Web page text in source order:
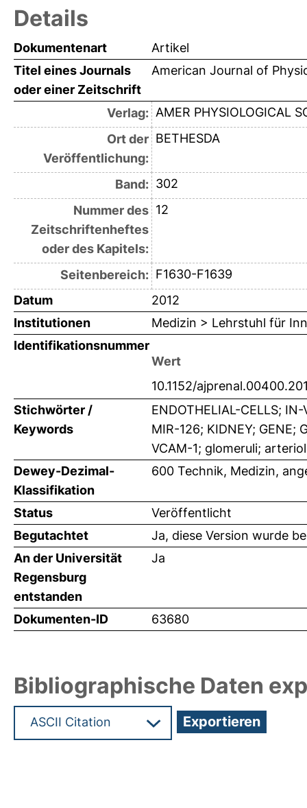
Details
Dokumentenart
Artikel
Titel eines Journals
oder einer Zeitschrift
American Journal of
Verlag: AMER PHYSIOLOGICAL
Ort der
Veröffentlichung:
BETHESDA
Band: 302
Nummer des
Zeitschriftenheftes
oder des Kapitels:
12
Seitenbereich: F1630-F1639
Datum
2012
Institutionen
Medizin > Lehrstuhl für
Identifikationsnummer
Wert
10.1152/
Stichwörter /
Keywords
ENDOTHELIAL-CELLS;
MIR-126; KIDNEY; GENE;
VCAM-1; glomeruli;
Dewey-Dezimal-
Klassifikation
600 Technik, Medizin,
Status
Veröffentlicht
Begutachtet
Ja, diese Version wurde
An der Universität
Regensburg
entstanden
Ja
Dokumenten-ID 63680
Bibliographische Daten